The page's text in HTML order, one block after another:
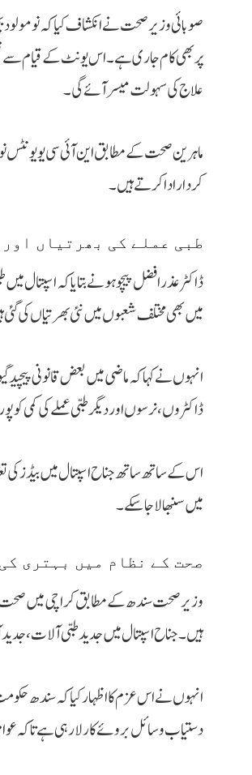
پر بھی کام جاری ہے۔ اس یونٹ کے قیام سے
علاج کی سہولت میسر آئے گی۔
ماہرین صحت کے مطابق این آئی سی یو یونٹس
کردار ادا کرتے ہیں۔
طبی عملے کی بھرتیاں
ڈاکٹر عذرا فضل پیچوہو نے بتایا کہ اسپتال
میں بھی مختلف شعبوں میں نئی بھرتیاں کی
انہوں نے کہا کہ ماضی میں بعض قانونی
ڈاکٹروں، نرسوں اور دیگر طبی عملے کی کمی کو
اس کے ساتھ ساتھ جناح اسپتال میں بیڈز کی
میں سنبھالا جا سکے۔
صحت کے نظام میں بہتری
وزیر صحت سندھ کے مطابق کراچی میں صحت
ہیں۔ جناح اسپتال میں جدید طبی آلات،
انہوں نے اس عزم کا اظہار کیا کہ سندھ
دستیاب وسائل بروئے کار لا رہی ہے تاکہ